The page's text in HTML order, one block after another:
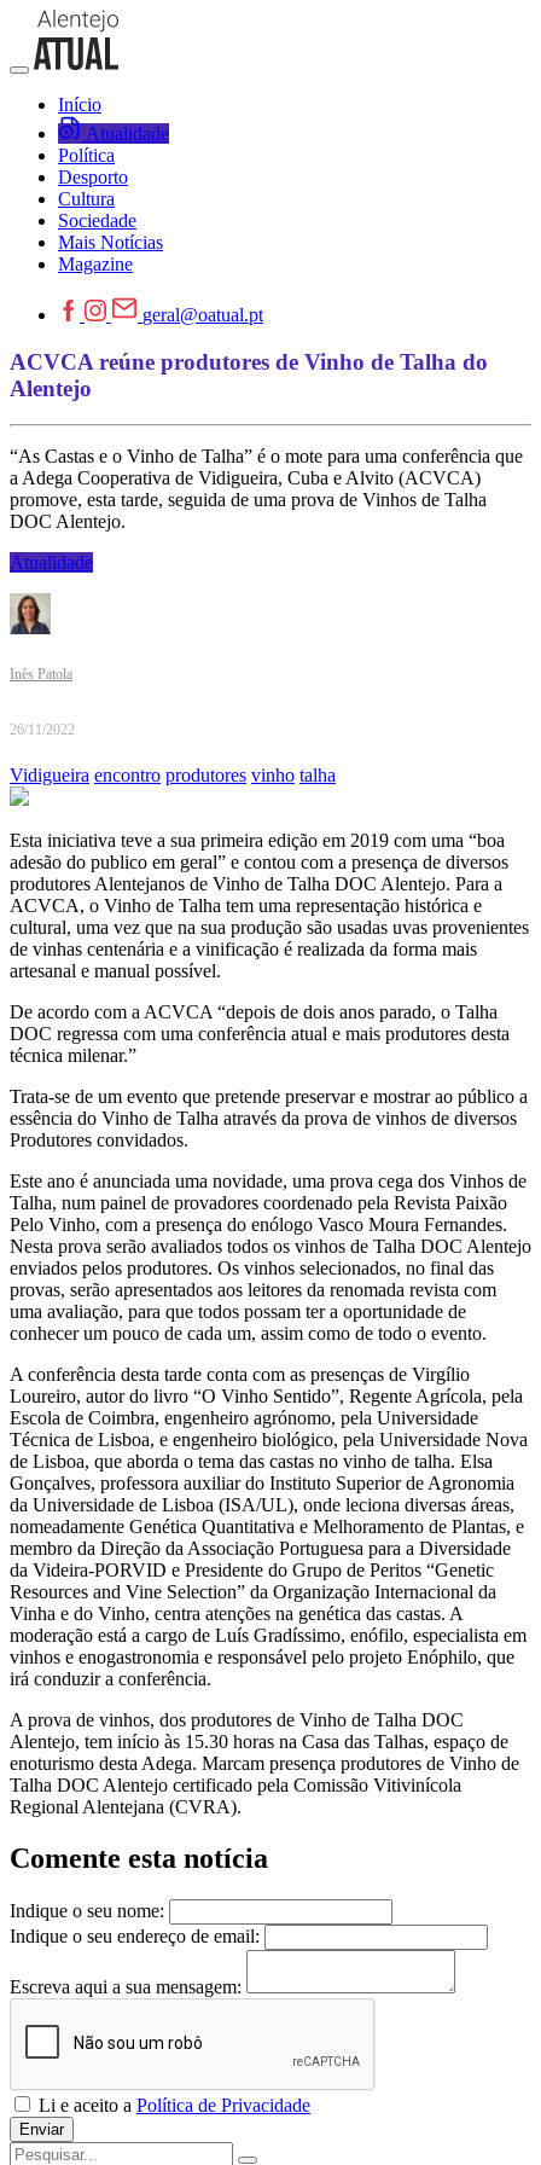
Início
Atualidade
Política
Desporto
Cultura
Sociedade
Mais Notícias
Magazine
geral@oatual.pt
ACVCA reúne produtores de Vinho de Talha do
Alentejo
“As Castas e o Vinho de Talha” é o mote para uma conferência que
a Adega Cooperativa de Vidigueira, Cuba e Alvito (ACVCA)
promove, esta tarde, seguida de uma prova de Vinhos de Talha
DOC Alentejo.
Atualidade
Inês Patola
26/11/2022
Vidigueira encontro produtores vinho talha
Esta iniciativa teve a sua primeira edição em 2019 com uma “boa
adesão do publico em geral” e contou com a presença de diversos
produtores Alentejanos de Vinho de Talha DOC Alentejo. Para a
ACVCA, o Vinho de Talha tem uma representação histórica e
cultural, uma vez que na sua produção são usadas uvas provenientes
de vinhas centenária e a vinificação é realizada da forma mais
artesanal e manual possível.
De acordo com a ACVCA “depois de dois anos parado, o Talha
DOC regressa com uma conferência atual e mais produtores desta
técnica milenar.”
Trata-se de um evento que pretende preservar e mostrar ao público a
essência do Vinho de Talha através da prova de vinhos de diversos
Produtores convidados.
Este ano é anunciada uma novidade, uma prova cega dos Vinhos de
Talha, num painel de provadores coordenado pela Revista Paixão
Pelo Vinho, com a presença do enólogo Vasco Moura Fernandes.
Nesta prova serão avaliados todos os vinhos de Talha DOC Alentejo
enviados pelos produtores. Os vinhos selecionados, no final das
provas, serão apresentados aos leitores da renomada revista com
uma avaliação, para que todos possam ter a oportunidade de
conhecer um pouco de cada um, assim como de todo o evento.
A conferência desta tarde conta com as presenças de Virgílio
Loureiro, autor do livro “O Vinho Sentido”, Regente Agrícola, pela
Escola de Coimbra, engenheiro agrónomo, pela Universidade
Técnica de Lisboa, e engenheiro biológico, pela Universidade Nova
de Lisboa, que aborda o tema das castas no vinho de talha. Elsa
Gonçalves, professora auxiliar do Instituto Superior de Agronomia
da Universidade de Lisboa (ISA/UL), onde leciona diversas áreas,
nomeadamente Genética Quantitativa e Melhoramento de Plantas, e
membro da Direção da Associação Portuguesa para a Diversidade
da Videira-PORVID e Presidente do Grupo de Peritos “Genetic
Resources and Vine Selection” da Organização Internacional da
Vinha e do Vinho, centra atenções na genética das castas. A
moderação está a cargo de Luís Gradíssimo, enófilo, especialista em
vinhos e enogastronomia e responsável pelo projeto Enóphilo, que
irá conduzir a conferência.
A prova de vinhos, dos produtores de Vinho de Talha DOC
Alentejo, tem início às 15.30 horas na Casa das Talhas, espaço de
enoturismo desta Adega. Marcam presença produtores de Vinho de
Talha DOC Alentejo certificado pela Comissão Vitivinícola
Regional Alentejana (CVRA).
Comente esta notícia
Indique o seu nome:
Indique o seu endereço de email:
Escreva aqui a sua mensagem:
Li e aceito a Política de Privacidade
Enviar